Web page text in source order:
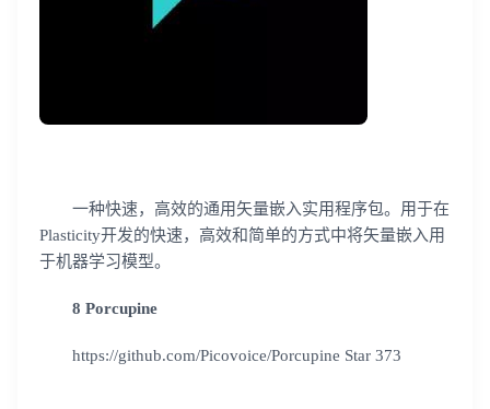
一种快速，高效的通用矢量嵌入实用程序包。用于在
Plasticity开发的快速，高效和简单的方式中将矢量嵌入用
于机器学习模型。
8 Porcupine
https://github.com/Picovoice/Porcupine Star 373
我已阅读并同意 通讯云服务条款和通讯云隐私政策
不了，谢谢